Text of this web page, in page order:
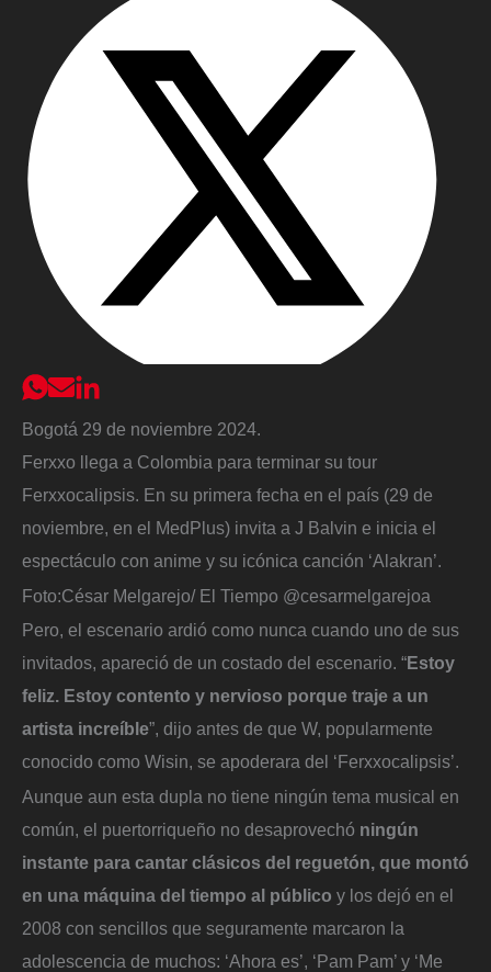
Bogotá 29 de noviembre 2024.
Ferxxo llega a Colombia para terminar su tour
Ferxxocalipsis. En su primera fecha en el país (29 de
noviembre, en el MedPlus) invita a J Balvin e inicia el
espectáculo con anime y su icónica canción ‘Alakran’.
Foto:César Melgarejo/ El Tiempo @cesarmelgarejoa
Pero, el escenario ardió como nunca cuando uno de sus
invitados, apareció de un costado del escenario. “Estoy
feliz. Estoy contento y nervioso porque traje a un
artista increíble”, dijo antes de que W, popularmente
conocido como Wisin, se apoderara del ‘Ferxxocalipsis’.
Aunque aun esta dupla no tiene ningún tema musical en
común, el puertorriqueño no desaprovechó ningún
instante para cantar clásicos del reguetón, que montó
en una máquina del tiempo al público y los dejó en el
2008 con sencillos que seguramente marcaron la
adolescencia de muchos: ‘Ahora es’, ‘Pam Pam’ y ‘Me